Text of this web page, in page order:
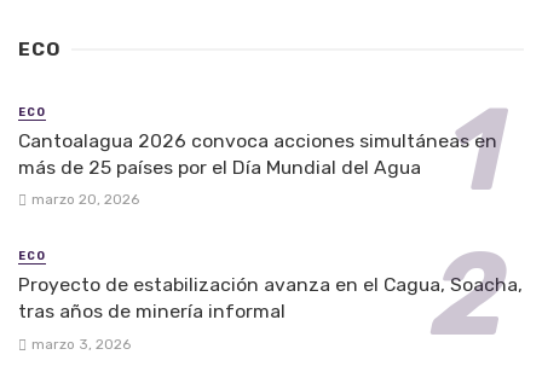
ECO
ECO
Cantoalagua 2026 convoca acciones simultáneas en
más de 25 países por el Día Mundial del Agua
marzo 20, 2026
ECO
Proyecto de estabilización avanza en el Cagua, Soacha,
tras años de minería informal
marzo 3, 2026